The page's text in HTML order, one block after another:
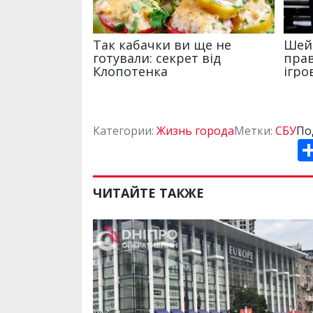
Категории: Жизнь городаМетки: СБУ
ЧИТАЙТЕ ТАКЖЕ